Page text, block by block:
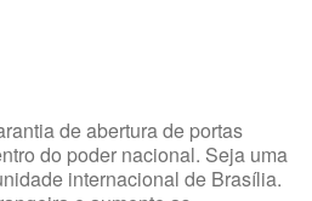
de abertura de portas
do poder nacional. Seja uma
internacional de Brasília.